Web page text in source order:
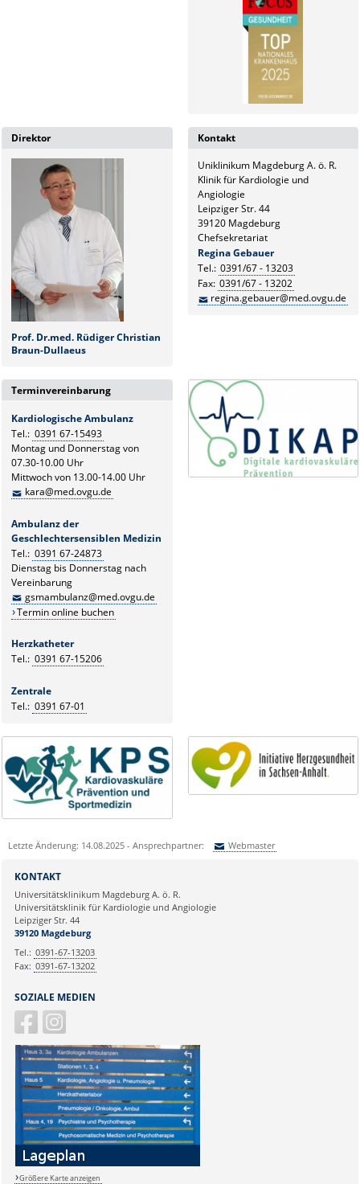
Direktor
Prof. Dr.med. Rüdiger Christian
Braun-Dullaeus
Kontakt
Uniklinikum Magdeburg A. ö. R.
Klinik für Kardiologie und
Angiologie
Leipziger Str. 44
39120 Magdeburg
Chefsekretariat
Regina Gebauer
Tel.: 0391/67 - 13203
Fax: 0391/67 - 13202
regina.gebauer@med.ovgu.de
Terminvereinbarung
Kardiologische Ambulanz
Tel.: 0391 67-15493
Montag und Donnerstag von
07.30-10.00 Uhr
Mittwoch von 13.00-14.00 Uhr
kara@med.ovgu.de
Ambulanz der
Geschlechtersensiblen Medizin
Tel.: 0391 67-24873
Dienstag bis Donnerstag nach
Vereinbarung
gsmambulanz@med.ovgu.de
Termin online buchen
Herzkatheter
Tel.: 0391 67-15206
Zentrale
Tel.: 0391 67-01
Letzte Änderung: 14.08.2025 - Ansprechpartner: Webmaster
Ihre E-Mailadresse:
Ihr Anliegen:
SOZIALE MEDIEN
KONTAKT
Universitätsklinikum Magdeburg A. ö. R.
Universitätsklinik für Kardiologie und Angiologie
Leipziger Str. 44
39120 Magdeburg
Tel.: 0391-67-13203
Fax: 0391-67-13202
Größere Karte anzeigen